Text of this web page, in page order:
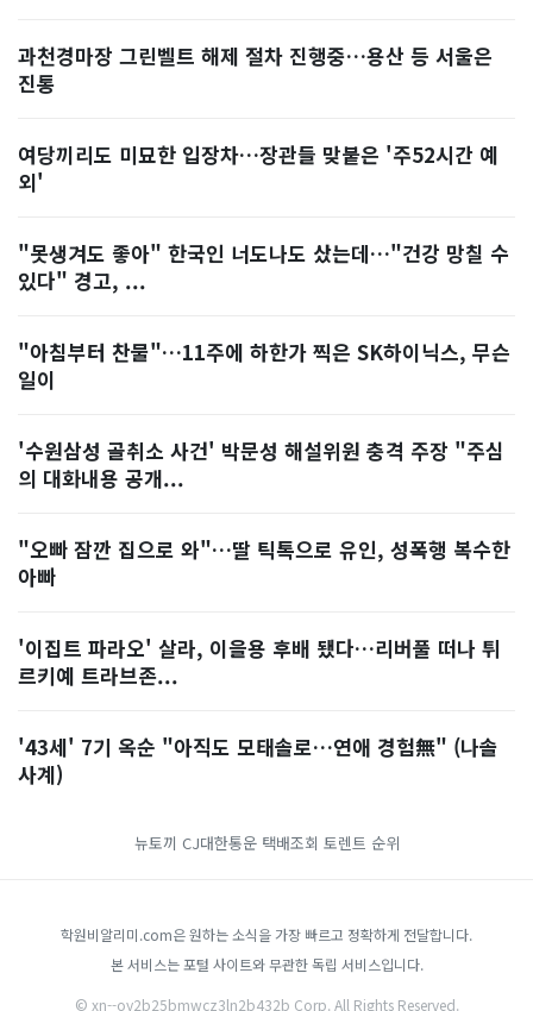
과천경마장 그린벨트 해제 절차 진행중…용산 등 서울은
진통
여당끼리도 미묘한 입장차…장관들 맞붙은 '주52시간 예
외'
"못생겨도 좋아" 한국인 너도나도 샀는데…"건강 망칠 수
있다" 경고, ...
"아침부터 찬물"…11주에 하한가 찍은 SK하이닉스, 무슨
일이
'수원삼성 골취소 사건' 박문성 해설위원 충격 주장 "주심
의 대화내용 공개...
"오빠 잠깐 집으로 와"…딸 틱톡으로 유인, 성폭행 복수한
아빠
'이집트 파라오' 살라, 이을용 후배 됐다…리버풀 떠나 튀
르키예 트라브존...
'43세' 7기 옥순 "아직도 모태솔로…연애 경험無" (나솔
사계)
뉴토끼 CJ대한통운 택배조회 토렌트 순위
학원비알리미.com은 원하는 소식을 가장 빠르고 정확하게 전달합니다.
본 서비스는 포털 사이트와 무관한 독립 서비스입니다.
© xn--oy2b25bmwcz3ln2b432b Corp. All Rights Reserved.